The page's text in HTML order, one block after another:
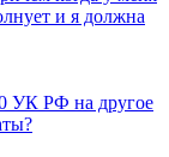
и я должна
УК РФ на другое